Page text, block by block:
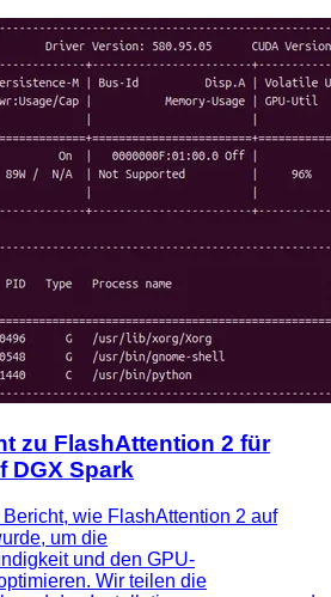
zu FlashAttention 2 für
DGX Spark
wie FlashAttention 2 auf
um die
und den GPU-
Wir teilen die